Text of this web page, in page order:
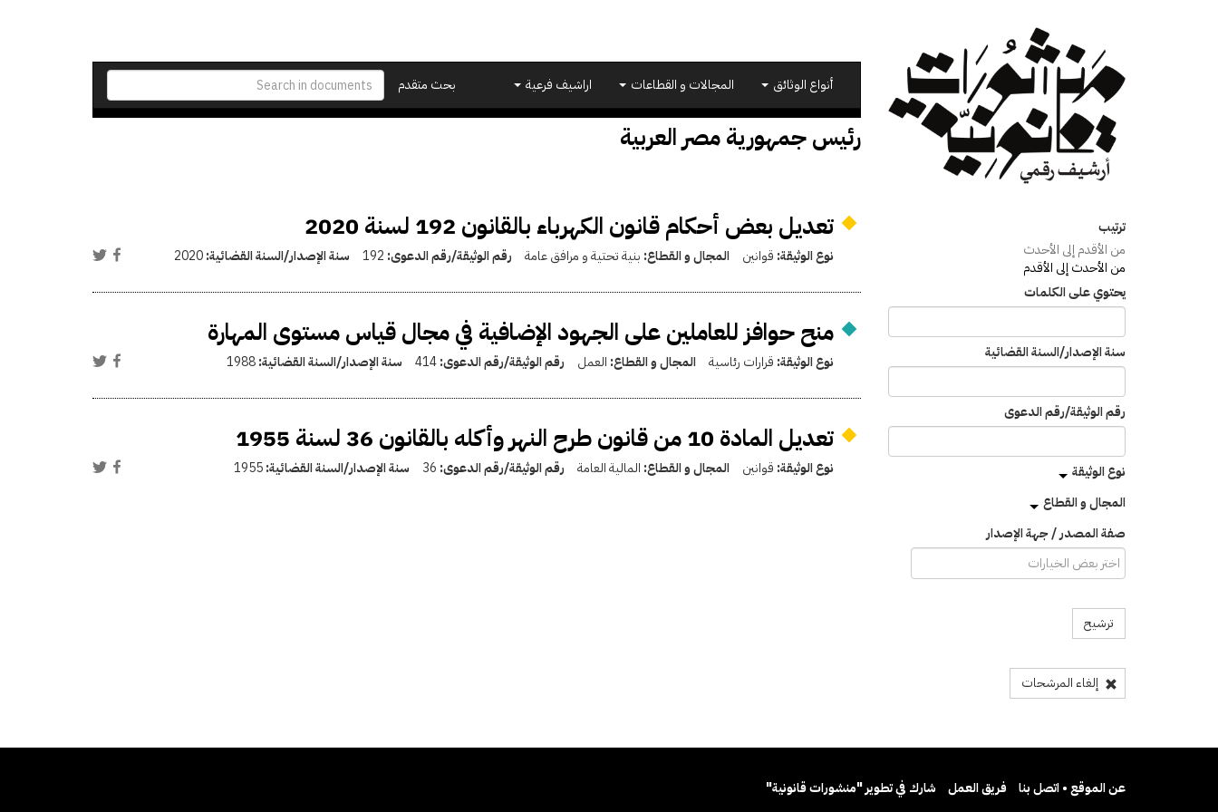
بحث متقدم
أنواع الوثائق المجالات و القطاعات اراشيف فرعية
رئيس جمهورية مصر العربية
ترتيب
من الأقدم إلى الأحدث
من الأحدث إلى الأقدم
يحتوي على الكلمات
سنة الإصدار/السنة القضائية
رقم الوثيقة/رقم الدعوى
نوع الوثيقة
المجال و القطاع
صفة المصدر / جهة الإصدار
ترشيح
إلغاء المرشحات
تعديل بعض أحكام قانون الكهرباء بالقانون 192 لسنة 2020
نوع الوثيقة: قوانين المجال و القطاع: بنية تحتية و مرافق عامة رقم الوثيقة/رقم الدعوى: 192 سنة الإصدار/السنة القضائية:2020
منح حوافز للعاملين على الجهود الإضافية في مجال قياس مستوى المهارة
نوع الوثيقة: قرارات رئاسية المجال و القطاع: العمل رقم الوثيقة/رقم الدعوى:414 سنة الإصدار/السنة القضائية:1988
تعديل المادة 10 من قانون طرح النهر وأكله بالقانون 36 لسنة 1955
نوع الوثيقة: قوانين المجال و القطاع: المالية العامة رقم الوثيقة/رقم الدعوى: 36 سنة الإصدار/السنة القضائية:1955
عن الموقع • اتصل بنا فريق العمل شارك في تطوير "منشورات قانونية"